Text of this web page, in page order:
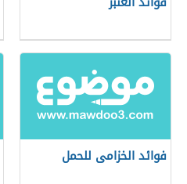
فوائد الخزامى للحمل